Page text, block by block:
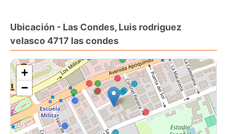
más cotizadas de Santiago.
El departamento cuenta con 1 dormitorio y 1 baño, además de
una agradable orientación poniente, que permite disfrutar de
excelente luminosidad natural y hermosas puestas de sol.
Incluye estacionamiento privado, brindando mayor
comodidad y seguridad para tu vehículo.
Características del departamento:
Ubicación - Las Condes, Luis rodriguez
velasco 4717 las condes
+
−